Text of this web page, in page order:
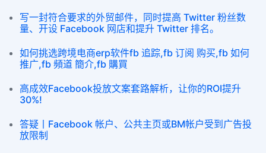
写一封符合要求的外贸邮件，同时提高 Twitter 粉丝数
量、开设 Facebook 网店和提升 Twitter 排名。
如何挑选跨境电商erp软件fb 追踪,fb 订阅 购买,fb 如何
推广,fb 頻道 簡介,fb 購買
高成效Facebook投放文案套路解析，让你的ROI提升
30%!
答疑丨Facebook 帐户、公共主页或BM帐户受到广告投
放限制